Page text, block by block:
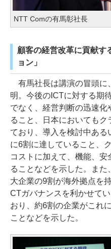
NTT Comの有馬彰社長
顧客の経営改革に貢献す
ョン」
有馬社長は講演の冒頭に
明。今後のICTに対する期
でなく、経営判断の迅速
ること、日本においても
ており、導入を検討中あ
に6割に達していること、
コストに加えて、機能、
ることなどを示した。また
大企業の9割が海外拠点を
CTガバナンスを利かせて
おり、約6割の企業がこれ
ことなどを示した。